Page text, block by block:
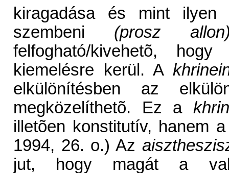
kiragadása és mint ilyen
szembeni (prosz
felfogható/kivehetõ,
kiemelésre kerül. A
elkülönítésben az
megközelíthetõ. Ez a
illetõen konstitutív, hanem
1994, 26. o.) Az
jut, hogy magát a